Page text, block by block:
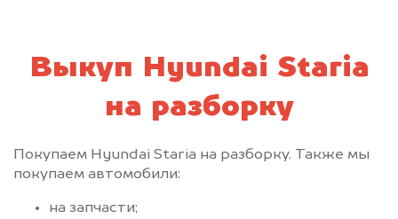
Выкуп Hyundai Staria
на разборку
Покупаем Hyundai Staria на разборку. Также мы
покупаем автомобили:
на запчасти;